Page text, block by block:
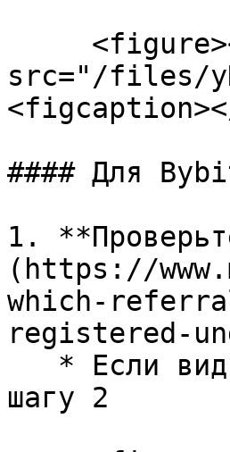
src="/files/
#### Для
1.
(https://
which-
registered-
шагу 2